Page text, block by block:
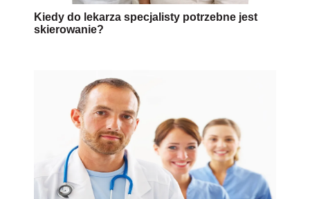
Kiedy do lekarza specjalisty potrzebne jest
skierowanie?